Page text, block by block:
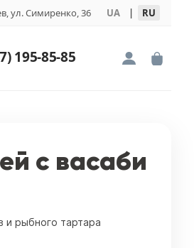
ул. Симиренко, 36 UA | RU
195-85-85
с васаби
и рыбного тартара